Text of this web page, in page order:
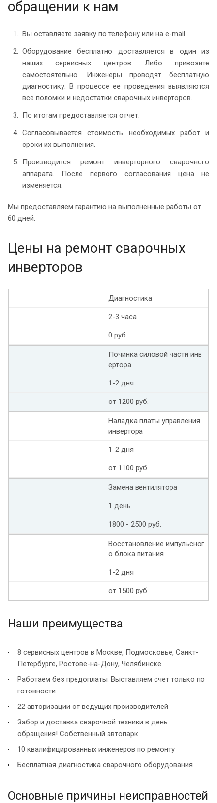
обращении к нам
Вы оставляете заявку по телефону или на e-mail.
Оборудование бесплатно доставляется в один из
наших сервисных центров. Либо привозите
самостоятельно. Инженеры проводят бесплатную
диагностику. В процессе ее проведения выявляются
все поломки и недостатки сварочных инверторов.
По итогам предоставляется отчет.
Согласовывается стоимость необходимых работ и
сроки их выполнения.
Производится ремонт инверторного сварочного
аппарата. После первого согласования цена не
изменяется.
Мы предоставляем гарантию на выполненные работы от
60 дней.
Цены на ремонт сварочных
инверторов
Диагностика
2-3 часа
0 руб
Починка силовой части инв
ертора
1-2 дня
от 1200 руб.
Наладка платы управления
инвертора
1-2 дня
от 1100 руб.
Замена вентилятора
1 день
1800 - 2500 руб.
Восстановление импульсног
о блока питания
1-2 дня
от 1500 руб.
Наши преимущества
8 сервисных центров в Москве, Подмосковье, Санкт-
Петербурге, Ростове-на-Дону, Челябинске
Работаем без предоплаты. Выставляем счет только по
готовности
22 авторизации от ведущих производителей
Забор и доставка сварочной техники в день
обращения! Собственный автопарк.
10 квалифицированных инженеров по ремонту
Бесплатная диагностика сварочного оборудования
Основные причины неисправностей